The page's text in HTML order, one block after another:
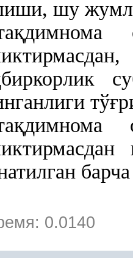
шу
қ
тўғ
қдимнома
0.0140